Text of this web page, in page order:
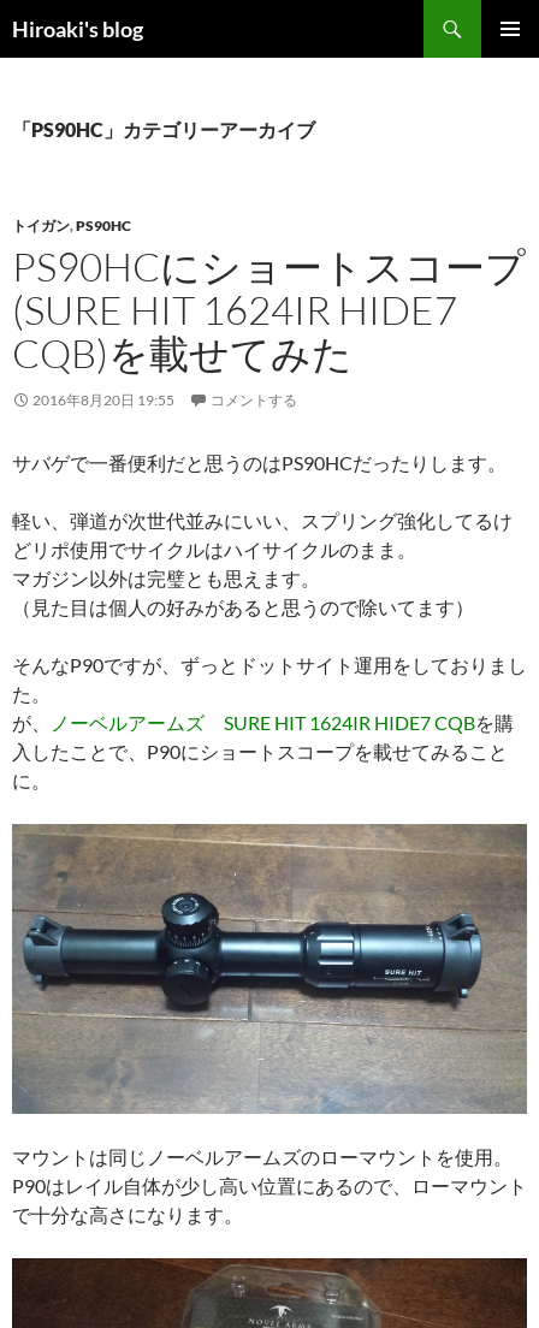
ン
キ
Hiroaki's blog
索
「PS90HC」カテゴリーアーカイブ
トイガン,PS90HC
PS90HCにショートスコープ
(SURE HIT 1624IR HIDE7
CQB)を載せてみた
2016年8月20日 19:55 コメントする
サバゲで一番便利だと思うのはPS90HCだったりします。
軽い、弾道が次世代並みにいい、スプリング強化してるけ
どリポ使用でサイクルはハイサイクルのまま。
マガジン以外は完璧とも思えます。
（見た目は個人の好みがあると思うので除いてます）
そんなP90ですが、ずっとドットサイト運用をしておりまし
た。
が、
ノーベルアームズ SURE HIT 1624IR HIDE7 CQBを購
入したことで、P90にショートスコープを載せてみること
に。
マウントは同じノーベルアームズのローマウントを使用。
P90はレイル自体が少し高い位置にあるので、ローマウント
で十分な高さになります。